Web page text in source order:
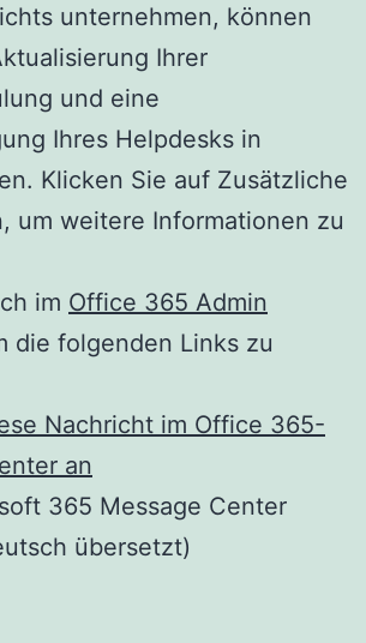
unternehmen, können
Ihrer
und eine
Ihres Helpdesks in
Klicken Sie auf Zusätzliche
um weitere Informationen zu
im Office 365 Admin
die folgenden Links zu
Nachricht im Office 365-
an
365 Message Center
übersetzt)